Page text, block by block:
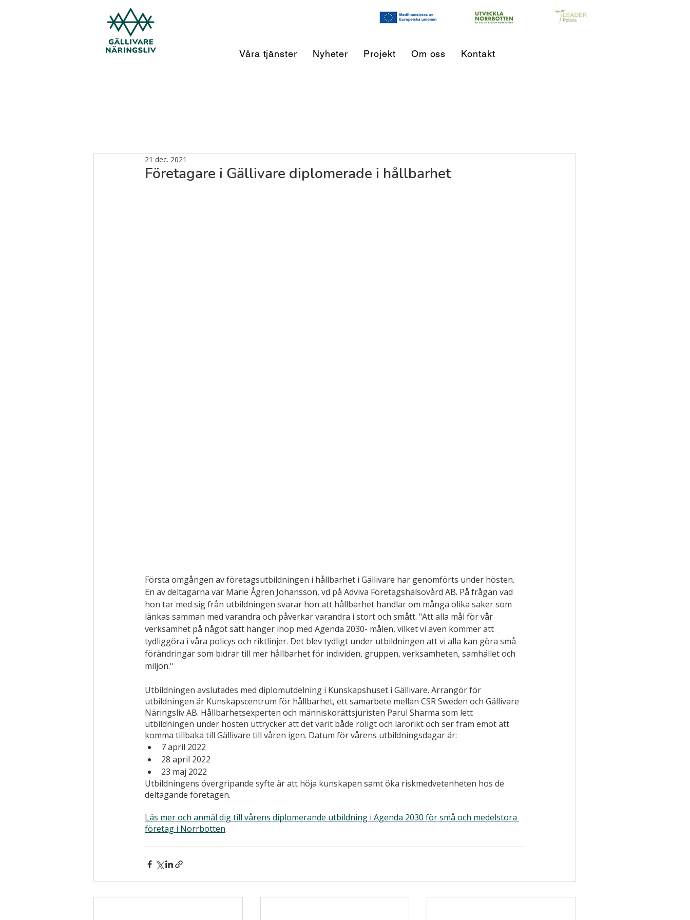
Våra tjänster Nyheter Projekt Om oss Kontakt
Företagare i Gällivare diplomerade i hållbarhet
21 dec. 2021
Första omgången av företagsutbildningen i hållbarhet i Gällivare har genomförts under hösten.
En av deltagarna var Marie Ågren Johansson, vd på Adviva Företagshälsovård AB. På frågan vad
hon tar med sig från utbildningen svarar hon att hållbarhet handlar om många olika saker som
länkas samman med varandra och påverkar varandra i stort och smått. "Att alla mål för vår
verksamhet på något sätt hänger ihop med Agenda 2030- målen, vilket vi även kommer att
tydliggöra i våra policys och riktlinjer. Det blev tydligt under utbildningen att vi alla kan göra små
förändringar som bidrar till mer hållbarhet för individen, gruppen, verksamheten, samhället och
miljön."
Utbildningen avslutades med diplomutdelning i Kunskapshuset i Gällivare. Arrangör för
utbildningen är Kunskapscentrum för hållbarhet, ett samarbete mellan CSR Sweden och Gällivare
Näringsliv AB. Hållbarhetsexperten och människorättsjuristen Parul Sharma som lett
utbildningen under hösten uttrycker att det varit både roligt och lärorikt och ser fram emot att
komma tillbaka till Gällivare till våren igen. Datum för vårens utbildningsdagar är:
7 april 2022
28 april 2022
23 maj 2022
Utbildningens övergripande syfte är att höja kunskapen samt öka riskmedvetenheten hos de
deltagande företagen.
Läs mer och anmäl dig till vårens diplomerande utbildning i Agenda 2030 för små och medelstora
företag i Norrbotten